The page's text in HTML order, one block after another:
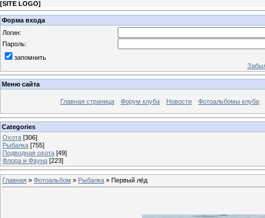
[SITE LOGO]
Форма входа
Логин:
Пароль:
запомнить
Меню сайта
Главная страница Форум клуба Новости Фотоальбомы клуба
Categories
Охота [306]
Рыбалка [755]
Подводная охота [49]
Флора и Фауна [223]
Главная » Фотоальбом » Рыбалка » Первый лёд